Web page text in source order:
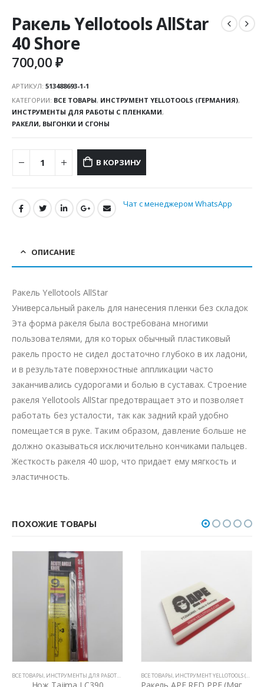
Ракель Yellotools AllStar
40 Shore
700,00₽
АРТИКУЛ: 513488693-1-1
КАТЕГОРИИ: ВСЕ ТОВАРЫ, ИНСТРУМЕНТ YELLOTOOLS (ГЕРМАНИЯ),
ИНСТРУМЕНТЫ ДЛЯ РАБОТЫ С ПЛЕНКАМИ,
РАКЕЛИ, ВЫГОНКИ И СГОНЫ
В КОРЗИНУ
Чат с менеджером WhatsApp
ОПИСАНИЕ
Ракель Yellotools AllStar
Универсальный ракель для нанесения пленки без складок
Эта форма ракеля была востребована многими
пользователями, для которых обычный пластиковый
ракель просто не сидел достаточно глубоко в их ладони,
и в результате поверхностные аппликации часто
заканчивались судорогами и болью в суставах. Строение
ракеля Yellotools AllStar предотвращает это и позволяет
работать без усталости, так как задний край удобно
помещается в руке. Таким образом, давление больше не
должно оказываться исключительно кончиками пальцев.
Жесткость ракеля 40 шор, что придает ему мягкость и
эластичность.
ПОХОЖИЕ ТОВАРЫ
,РАКЕЛИ, ВЫГОНКИ И СГОНЫ
ВСЕ ТОВАРЫ ИНСТРУМЕНТЫ ДЛЯ РАБОТЫ С ПЛЕНКАМИ ,НОЖИ И ЛЕЗВИЯ
Нож Tajima LC390
ВСЕ ТОВАРЫ ИНСТРУМЕНТ YELLOTOOLS (ГЕРМАНИЯ)
Ракель APE RED PPF (Мягкий)